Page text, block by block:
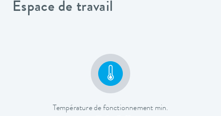
Espace de travail
Température de fonctionnement min.